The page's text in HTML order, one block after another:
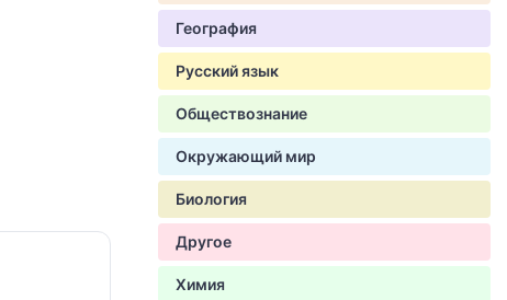
География
Русский язык
Обществознание
Окружающий мир
Биология
Другое
Химия